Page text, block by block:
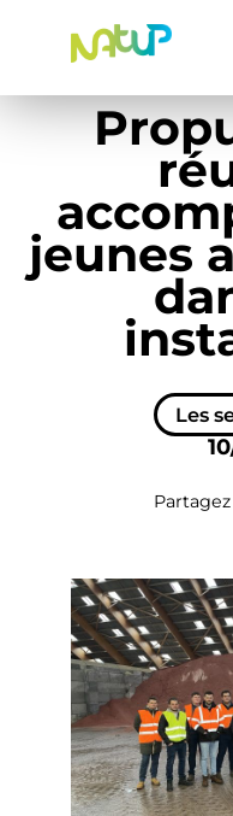
Propulseur de
jeunes
jeunes
Les
Partagez